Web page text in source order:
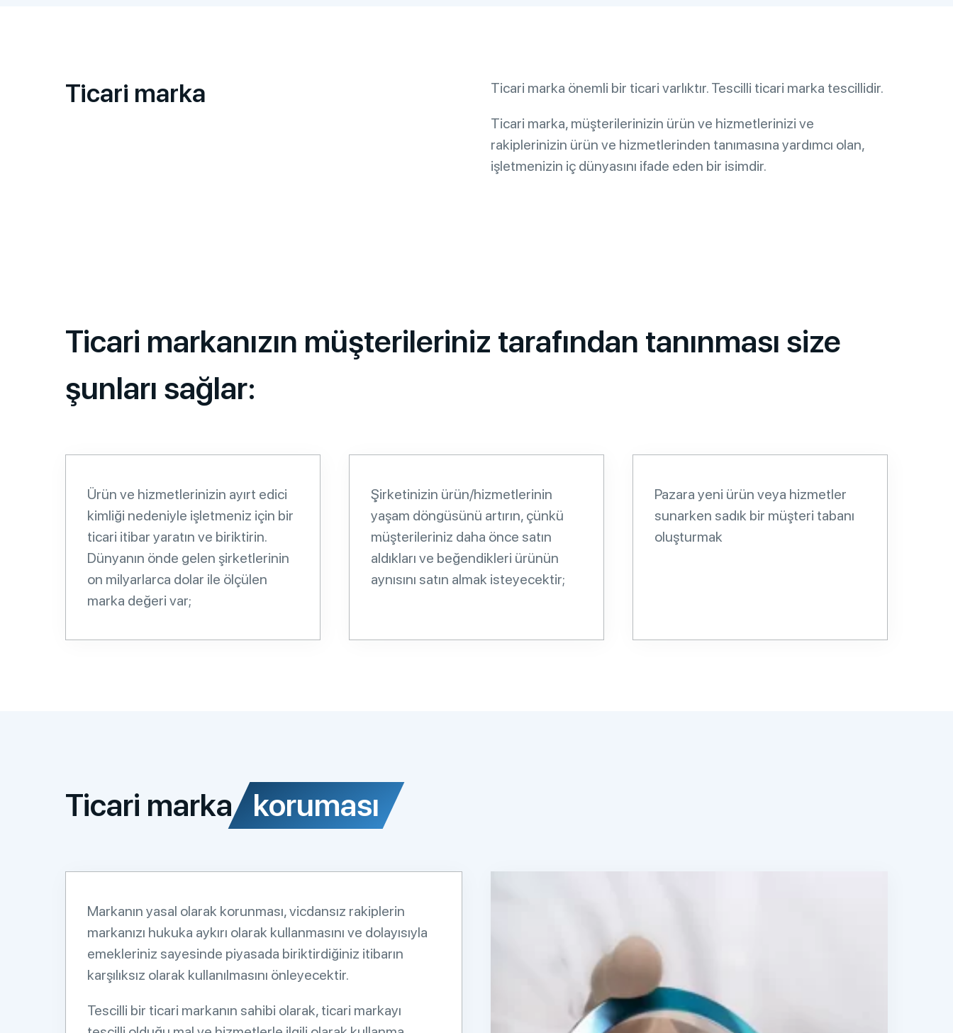
Ticari marka Ticari marka önemli bir ticari varlıktır. Tescilli ticari marka tescillidir.
Ticari marka, müşterilerinizin ürün ve hizmetlerinizi ve
rakiplerinizin ürün ve hizmetlerinden tanımasına yardımcı olan,
işletmenizin iç dünyasını ifade eden bir isimdir.
Ticari markanızın müşterileriniz tarafından tanınması size
şunları sağlar:
Ürün ve hizmetlerinizin ayırt edici
kimliği nedeniyle işletmeniz için bir
ticari itibar yaratın ve biriktirin.
Dünyanın önde gelen şirketlerinin
on milyarlarca dolar ile ölçülen
marka değeri var;
Şirketinizin ürün/hizmetlerinin
yaşam döngüsünü artırın, çünkü
müşterileriniz daha önce satın
aldıkları ve beğendikleri ürünün
aynısını satın almak isteyecektir;
Pazara yeni ürün veya hizmetler
sunarken sadık bir müşteri tabanı
oluşturmak
Ticari marka koruması
Markanın yasal olarak korunması, vicdansız rakiplerin
markanızı hukuka aykırı olarak kullanmasını ve dolayısıyla
emekleriniz sayesinde piyasada biriktirdiğiniz itibarın
karşılıksız olarak kullanılmasını önleyecektir.
Tescilli bir ticari markanın sahibi olarak, ticari markayı